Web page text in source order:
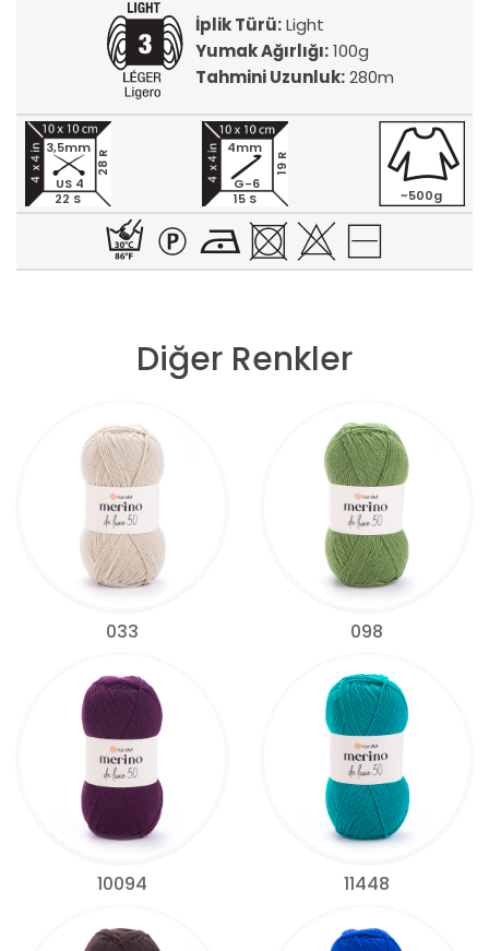
İplik Türü:Light
Yumak Ağırlığı:100g
Tahmini Uzunluk:280m
22 S
28 R
3,5mm
US 4
15 S
19 R
4mm
G-6
~500g
Diğer Renkler
033 098
10094 11448